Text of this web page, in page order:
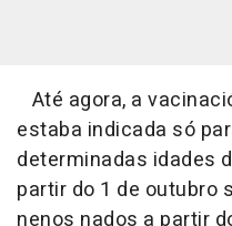
Até agora, a
estaba indicada só
determinadas idades
partir do 1 de outubro